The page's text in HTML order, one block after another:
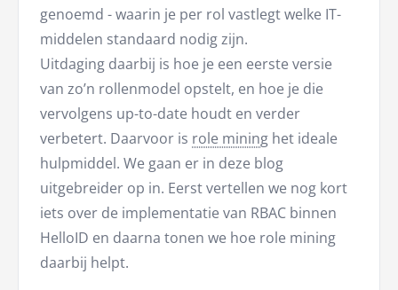
genoemd - waarin je per rol vastlegt welke IT-
middelen standaard nodig zijn.
Uitdaging daarbij is hoe je een eerste versie
van zo’n rollenmodel opstelt, en hoe je die
vervolgens up-to-date houdt en verder
verbetert. Daarvoor is role mining het ideale
hulpmiddel. We gaan er in deze blog
uitgebreider op in. Eerst vertellen we nog kort
iets over de implementatie van RBAC binnen
HelloID en daarna tonen we hoe role mining
daarbij helpt.